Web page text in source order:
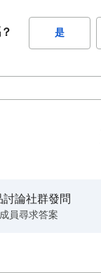
是
討論社群發問
員尋求答案